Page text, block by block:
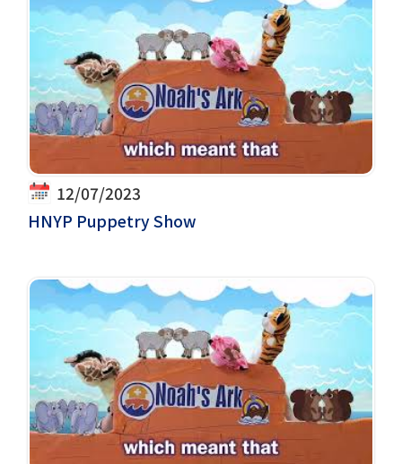
12/07/2023
HNYP Puppetry Show